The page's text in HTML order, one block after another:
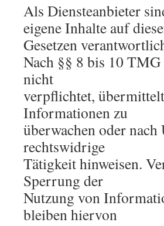
Als Diensteanbieter
eigene Inhalte auf
Gesetzen
Nach §§ 8 bis 10
nicht
verpflichtet,
Informationen zu
überwachen oder
rechtswidrige
Tätigkeit hinweisen.
Sperrung der
Nutzung von
bleiben hiervon